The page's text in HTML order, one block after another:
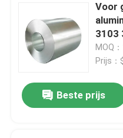
Voor
3103
MOQ
Prijs：
Beste prijs